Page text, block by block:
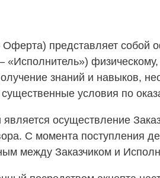
представляет
знаний и навыков,
условия по
осуществление
С момента поступления
между Заказчиком и